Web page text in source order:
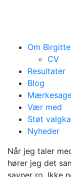
Om Birgitte
CV
Resultater
Blog
Vær med
Støt
Nyheder
skyld
Når jeg taler
hører jeg det
savner ro. Ikke